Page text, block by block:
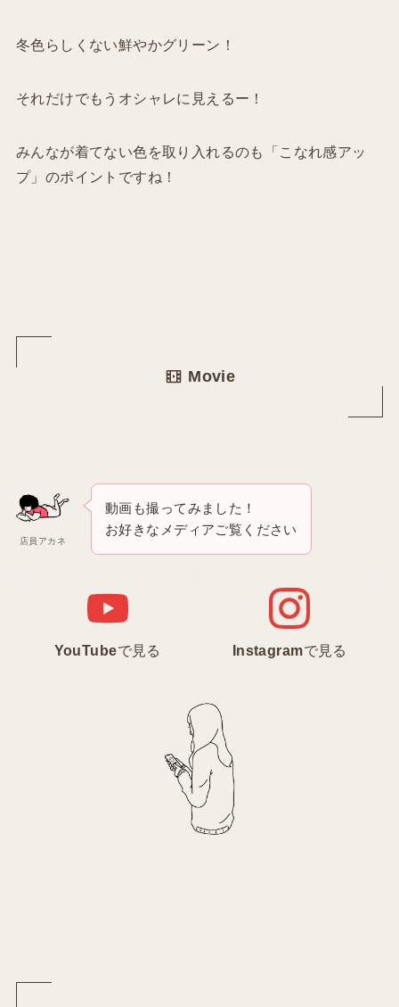
冬色らしくない鮮やかグリーン！
それだけでもうオシャレに見えるー！
みんなが着てない色を取り入れるのも「こなれ感アッ
プ」のポイントですね！
Movie
店員アカネ
動画も撮ってみました！
お好きなメディアご覧ください
YouTubeで見る Instagramで見る